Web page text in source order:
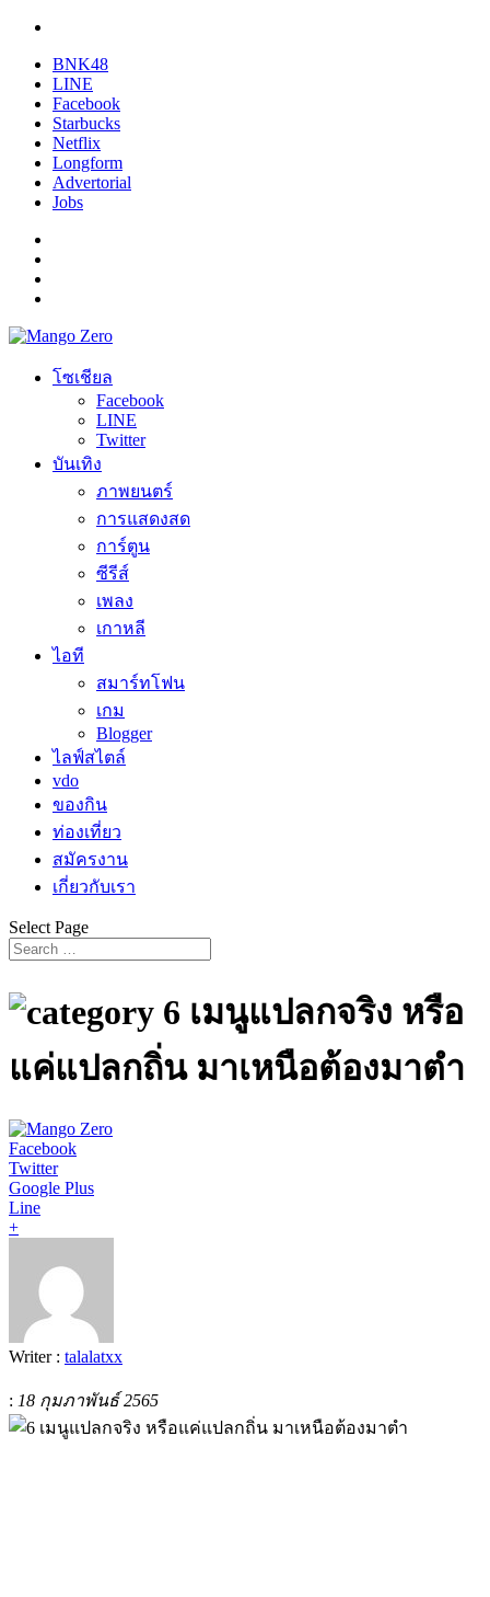
BNK48
LINE
Facebook
Starbucks
Netflix
Longform
Advertorial
Jobs
โซเชียล
Facebook
LINE
Twitter
บันเทิง
ภาพยนตร์
การแสดงสด
การ์ตูน
ซีรีส์
เพลง
เกาหลี
ไอที
สมาร์ทโฟน
เกม
Blogger
ไลฟ์สไตล์
vdo
ของกิน
ท่องเที่ยว
สมัครงาน
เกี่ยวกับเรา
Select Page
6 เมนูแปลกจริง หรือ
แค่แปลกถิ่น มาเหนือต้องมาตำ
Facebook
Twitter
Google Plus
Line
+
Writer : talalatxx
: 18 กุมภาพันธ์ 2565